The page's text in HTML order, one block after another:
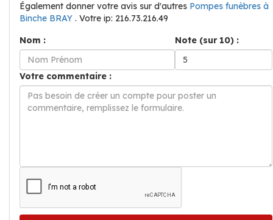
Également donner votre avis sur d'autres Pompes funèbres à
Binche BRAY . Votre ip: 216.73.216.49
Nom :
Note (sur 10) :
Votre commentaire :